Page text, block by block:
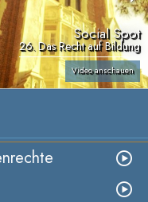
Social Spot
26. Das Recht auf Bildung
Video anschauen